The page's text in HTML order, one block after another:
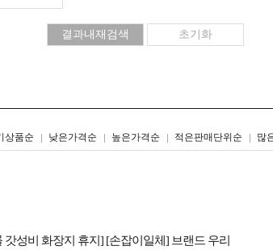
상품순 낮은가격순 높은가격순 적은판매단위순 많
트형
갤러리형
갓성비 화장지 휴지] [손잡이일체] 브랜드 우리